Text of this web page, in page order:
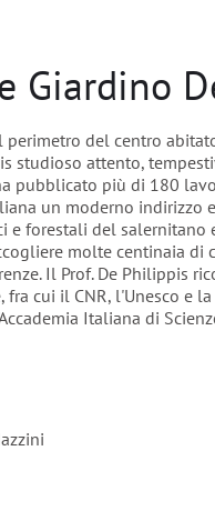
Giardino
perimetro del centro
studioso attento,
pubblicato più di 180
un moderno indirizzo
forestali del
molte centinaia
Il Prof. De Philippis
cui il CNR, l'Unesco e
Italiana di